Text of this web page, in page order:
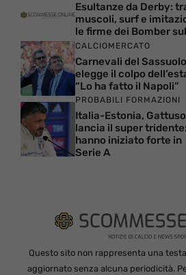
Esultanze da Derby:
muscoli, surf e
le firme dei Bomber
CALCIOMERCATO
Carnevali del Sassuolo
elegge il colpo
“Lo ha fatto il Napoli”
PROBABILI FORMAZIONI
Italia-Estonia, Gattuso
lancia il super tridente:
hanno iniziato forte in
Serie A
Questo sito non rappresenta una
aggiornato senza alcuna periodicità.